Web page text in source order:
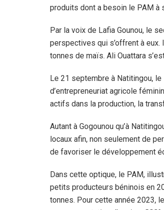
produits dont a besoin le PAM à
Par la voix de Lafia Gounou, le
perspectives qui s’offrent à eux.
tonnes de maïs. Ali Ouattara
Le 21 septembre à Natitingou,
d’entrepreneuriat agricole
actifs dans la production, la
Autant à Gogounou qu’à
locaux afin, non seulement de
de favoriser le développement
Dans cette optique, le PAM,
petits producteurs béninois en
tonnes. Pour cette année 2023,